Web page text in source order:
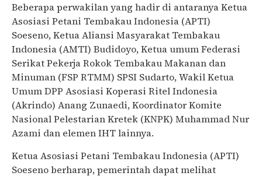
Beberapa perwakilan yang hadir di antaranya Ketua
Asosiasi Petani Tembakau Indonesia (APTI)
Soeseno, Ketua Aliansi Masyarakat Tembakau
Indonesia (AMTI) Budidoyo, Ketua umum Federasi
Serikat Pekerja Rokok Tembakau Makanan dan
Minuman (FSP RTMM) SPSI Sudarto, Wakil Ketua
Umum DPP Asosiasi Koperasi Ritel Indonesia
(Akrindo) Anang Zunaedi, Koordinator Komite
Nasional Pelestarian Kretek (KNPK) Muhammad Nur
Azami dan elemen IHT lainnya.
Ketua Asosiasi Petani Tembakau Indonesia (APTI)
Soeseno berharap, pemerintah dapat melihat